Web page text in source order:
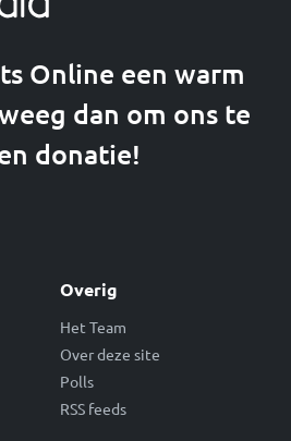
Online een warm
dan om ons te
donatie!
Overig
Het Team
Over deze site
Polls
RSS feeds